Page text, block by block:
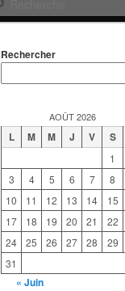
Rechercher
AOÛT 2026
L M M J V S
1
3
4 5 6 7 8
10
11 12 13 14 15
17
18 19 20 21 22
24
25 26 27 28 29
31
« Juin